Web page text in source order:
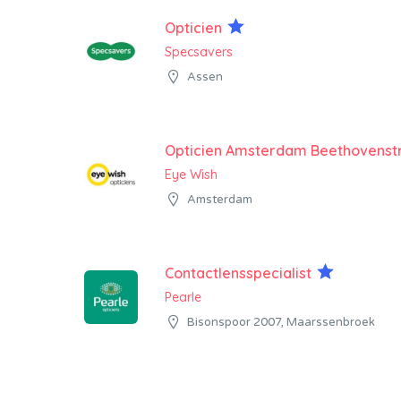
Opticien
Specsavers
Assen
Opticien Amsterdam
Eye Wish
Amsterdam
Contactlensspecialist
Pearle
Bisonspoor 2007, Maarssenbroek